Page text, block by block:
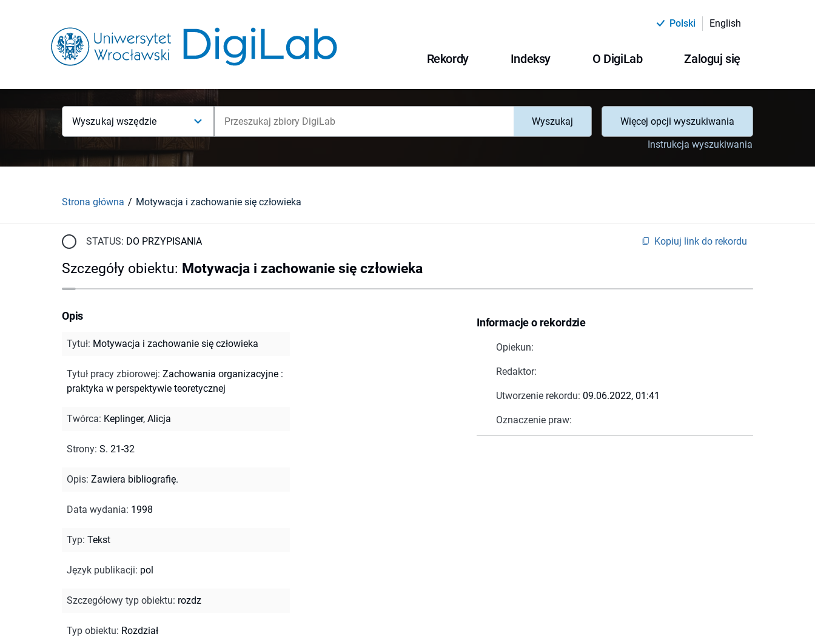
Polski English
Rekordy Indeksy O DigiLab Zaloguj się
Wyszukaj wszędzie Wyszukaj
Więcej opcji wyszukiwania
Instrukcja wyszukiwania
Strona główna Motywacja i zachowanie się człowieka
STATUS: DO PRZYPISANIA Kopiuj link do rekordu
Szczegóły obiektu: Motywacja i zachowanie się człowieka
Informacje o rekordzie
Opiekun:
Redaktor:
Utworzenie rekordu: 09.06.2022, 01:41
Oznaczenie praw:
Opis
Tytuł: Motywacja i zachowanie się człowieka
Tytuł pracy zbiorowej: Zachowania organizacyjne :
praktyka w perspektywie teoretycznej
Twórca: Keplinger, Alicja
Strony: S. 21-32
Opis: Zawiera bibliografię.
Data wydania: 1998
Typ: Tekst
Język publikacji: pol
Szczegółowy typ obiektu: rozdz
Typ obiektu: Rozdział